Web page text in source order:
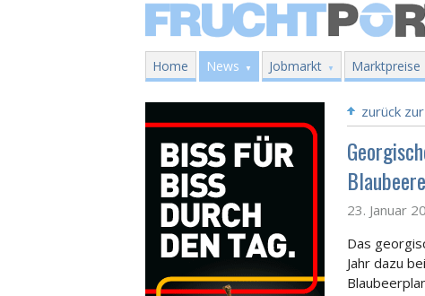
Home News Jobmarkt Marktpreise
zurück
23. Januar
Das
Jahr dazu